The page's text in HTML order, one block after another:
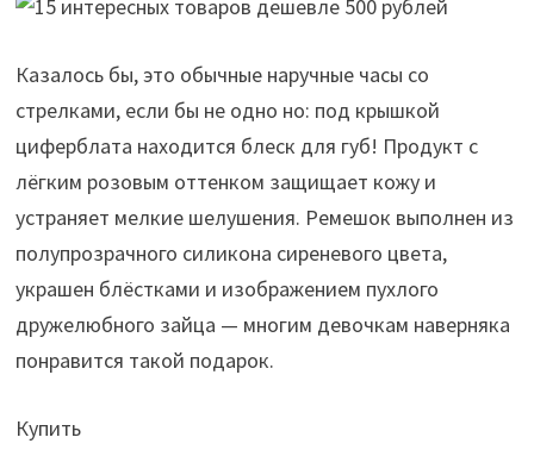
Казалось бы, это обычные наручные часы со
стрелками, если бы не одно но: под крышкой
циферблата находится блеск для губ! Продукт с
лёгким розовым оттенком защищает кожу и
устраняет мелкие шелушения. Ремешок выполнен из
полупрозрачного силикона сиреневого цвета,
украшен блёстками и изображением пухлого
дружелюбного зайца — многим девочкам наверняка
понравится такой подарок.
Купить